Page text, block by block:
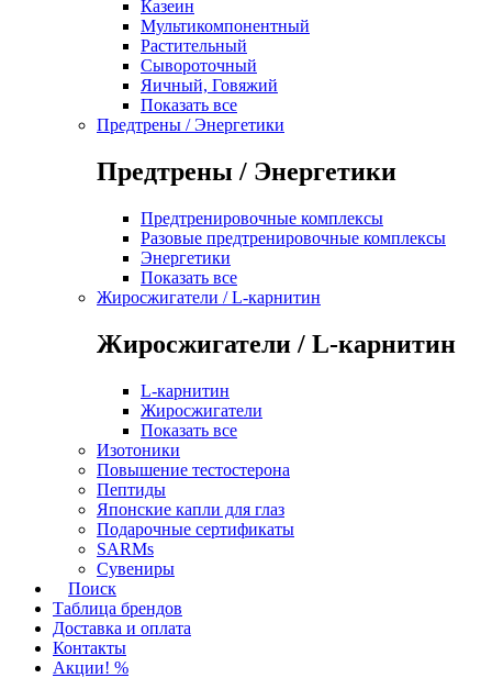
Казеин
Мультикомпонентный
Растительный
Сывороточный
Яичный, Говяжий
Показать все
Предтрены / Энергетики
Предтрены / Энергетики
Предтренировочные комплексы
Разовые предтренировочные комплексы
Энергетики
Показать все
Жиросжигатели / L-карнитин
Жиросжигатели / L-карнитин
L-карнитин
Жиросжигатели
Показать все
Изотоники
Повышение тестостерона
Пептиды
Японские капли для глаз
Подарочные сертификаты
SARMs
Сувениры
Поиск
Таблица брендов
Доставка и оплата
Контакты
Акции! %